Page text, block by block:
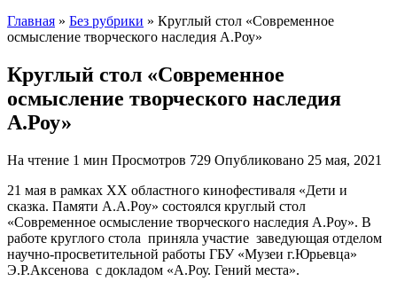
Главная » Без рубрики » Круглый стол «Современное
осмысление творческого наследия А.Роу»
Круглый стол «Современное
осмысление творческого наследия
А.Роу»
На чтение 1 мин Просмотров 729 Опубликовано 25 мая, 2021
21 мая в рамках ХХ областного кинофестиваля «Дети и
сказка. Памяти А.А.Роу» состоялся круглый стол
«Современное осмысление творческого наследия А.Роу». В
работе круглого стола приняла участие заведующая отделом
научно-просветительной работы ГБУ «Музеи г.Юрьевца»
Э.Р.Аксенова с докладом «А.Роу. Гений места».